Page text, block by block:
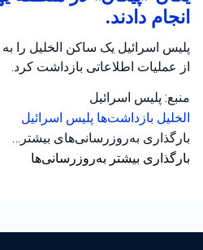
انجام دادند.
پلیس اسرائیل یک ساکن الخلیل را
از عملیات اطلاعاتی بازداشت کرد.
منبع: پلیس اسرائیل
الخلیل بازداشت‌ها پلیس اسرائیل
بارگذاری به‌روزرسانی‌های بیشتر…
بارگذاری بیشتر به‌روزرسانی‌ها